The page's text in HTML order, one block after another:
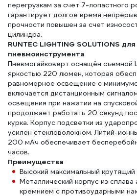
перегрузкам за счет 7-лопастного
гарантирует долгое время
прочности повышен за счет
цилиндра.
RUNTEC LIGHTING SOLUTIONS для
пневмоинструмента
Пневмогайковерт оснащён съемной
яркостью 220 люмен, которая
равномерное освещение с
включается дистанционным
освещения при нажатии на
продолжает работать 20 секунд
курка. Корпус подсветки из
усилен стекловолокном. Литий-
200 мАч обеспечивает
часов.
Преимущества
Высокий максимальный
Металлический корпус из
кремнием с противоударными